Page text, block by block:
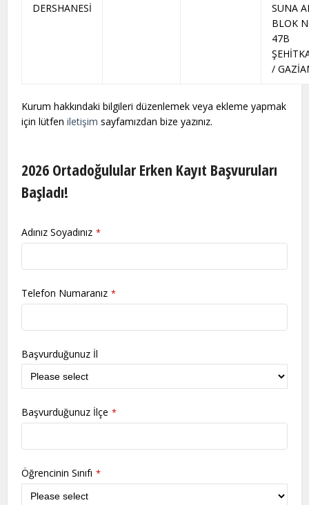
DERSHANESİ
SUNA
BLOK
47B
/
Kurum hakkındaki bilgileri düzenlemek veya ekleme yapmak
için lütfeniletişim sayfamızdan bize yazınız.
2026 Ortadoğulular Erken Kayıt Başvuruları
Başladı!
Adınız Soyadınız *
Telefon Numaranız *
Başvurduğunuz İl
Başvurduğunuz İlçe *
Öğrencinin Sınıfı *